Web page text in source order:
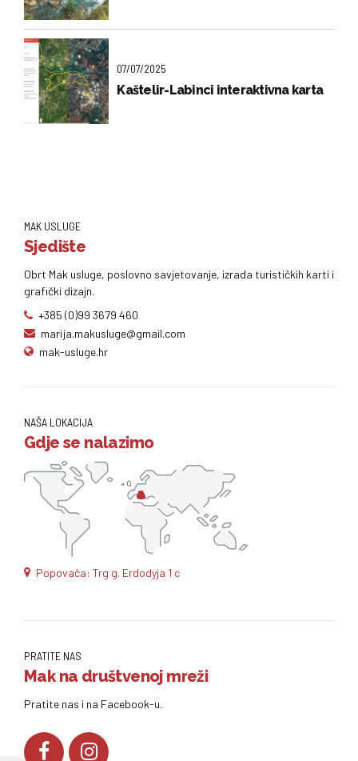
07/07/2025
Kaštelir-Labinci interaktivna karta
MAK USLUGE
Sjedište
Obrt Mak usluge, poslovno savjetovanje, izrada turističkih karti i
grafički dizajn.
+385 (0)99 3679 460
marija.makusluge@gmail.com
mak-usluge.hr
NAŠA LOKACIJA
Gdje se nalazimo
Popovača: Trg g. Erdodyja 1 c
PRATITE NAS
Mak na društvenoj mreži
Pratite nas i na Facebook-u.